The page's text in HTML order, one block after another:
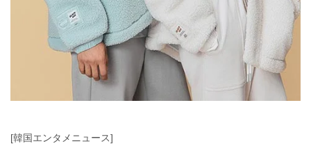
[韓国エンタメニュース]